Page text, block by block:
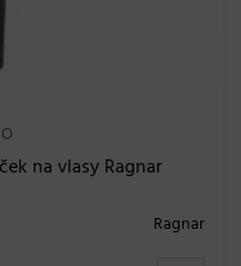
na vlasy Ragnar
Ragnar